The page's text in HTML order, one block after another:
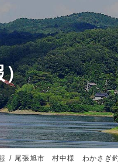
）
尾張旭市 村中様 わかさぎ